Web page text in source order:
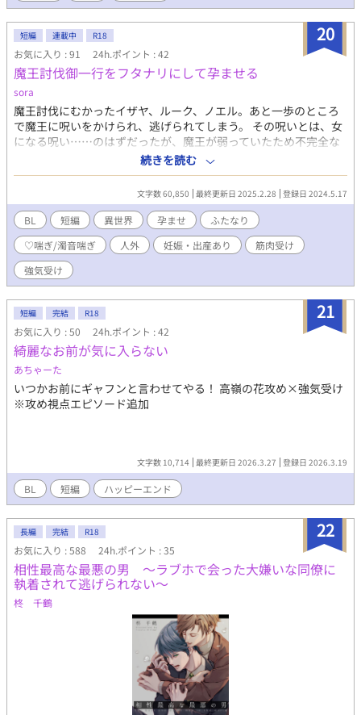
20
短編 連載中 R18
お気に入り : 91 24h.ポイント : 42
魔王討伐御一行をフタナリにして孕ませる
sora
魔王討伐にむかったイザヤ、ルーク、ノエル。あと一歩のところ
で魔王に呪いをかけられ、逃げられてしまう。 その呪いとは、女
になる呪い……のはずだったが、魔王が弱っていたため不完全な
呪いに。 男性器の他に女性器がついている！？ ふたなりにされた
3人は、魔物に孕まされたら、よりつよい魔物が産まれてしまうと
孕まないようにしなければならないのに…… あらゆる魔物に犯さ
れつくす！ イザヤ(強気受) ルーク(クール受) ノエル(ショタ受) ク
リス(S攻) ジェイド(筋肉受) アーク(王子攻)
続きを読む
文字数 60,850 最終更新日 2025.2.28 登録日 2024.5.17
BL 短編 異世界 孕ませ
ふたなり
♡喘ぎ/濁音喘ぎ
人外 妊娠・出産あり
筋肉受け
強気受け
21
短編 完結 R18
お気に入り : 50 24h.ポイント : 42
綺麗なお前が気に入らない
あちゃーた
いつかお前にギャフンと言わせてやる！ 高嶺の花攻め×強気受け
※攻め視点エピソード追加
文字数 10,714 最終更新日 2026.3.27 登録日 2026.3.19
BL 短編 ハッピーエンド
22
長編 完結 R18
お気に入り : 588 24h.ポイント : 35
相性最高な最悪の男 ～ラブホで会った大嫌いな同僚に
執着されて逃げられない～
柊 千鶴